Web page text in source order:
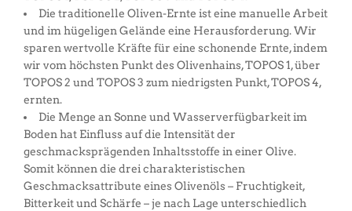
Die traditionelle Oliven-Ernte ist eine manuelle Arbeit
und im hügeligen Gelände eine Herausforderung. Wir
sparen wertvolle Kräfte für eine schonende Ernte, indem
wir vom höchsten Punkt des Olivenhains, TOPOS 1, über
TOPOS 2 und TOPOS 3 zum niedrigsten Punkt, TOPOS 4,
ernten.
Die Menge an Sonne und Wasserverfügbarkeit im
Boden hat Einfluss auf die Intensität der
geschmacksprägenden Inhaltsstoffe in einer Olive.
Somit können die drei charakteristischen
Geschmacksattribute eines Olivenöls – Fruchtigkeit,
Bitterkeit und Schärfe – je nach Lage unterschiedlich